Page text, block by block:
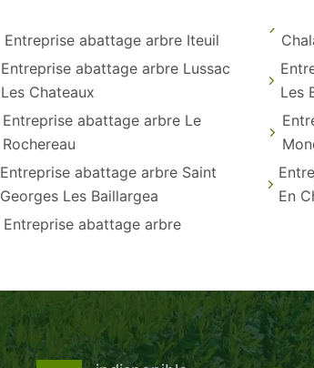
Entreprise abattage arbre Iteuil
Entreprise abattage arbre Lussac
Les Chateaux
Entreprise abattage arbre Le
Rochereau
Entreprise abattage arbre Saint
Georges Les Baillargea
Entreprise abattage arbre
Les
En